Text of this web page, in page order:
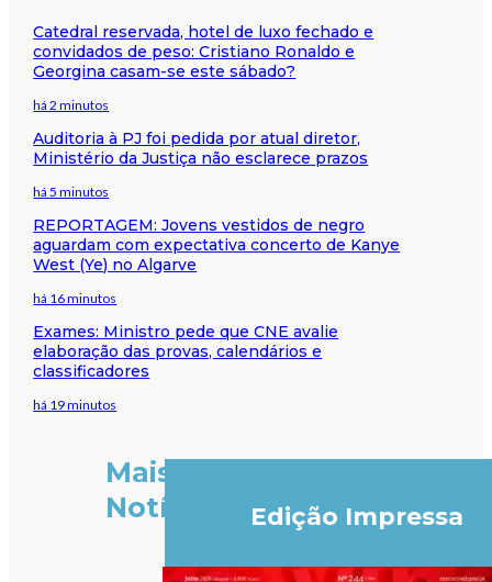
Catedral reservada, hotel de luxo fechado e
convidados de peso: Cristiano Ronaldo e
Georgina casam-se este sábado?
há 2 minutos
Auditoria à PJ foi pedida por atual diretor,
Ministério da Justiça não esclarece prazos
há 5 minutos
REPORTAGEM: Jovens vestidos de negro
aguardam com expectativa concerto de Kanye
West (Ye) no Algarve
há 16 minutos
Exames: Ministro pede que CNE avalie
elaboração das provas, calendários e
classificadores
há 19 minutos
Mais
Notícias
Edição Impressa